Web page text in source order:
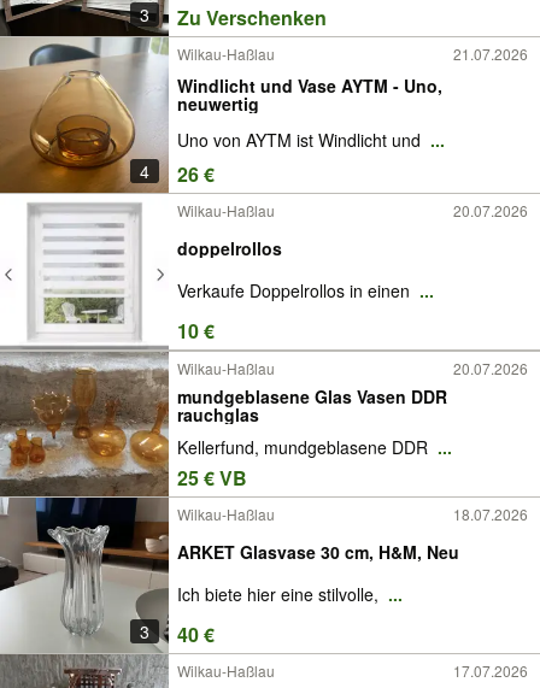
3 Zu Verschenken
4
Wilkau-Haßlau 21.07.2026
Windlicht und Vase AYTM - Uno,
neuwertig
Uno von AYTM ist Windlicht und ...
26 €
Wilkau-Haßlau 20.07.2026
doppelrollos
Verkaufe Doppelrollos in einen ...
10 €
Wilkau-Haßlau 20.07.2026
mundgeblasene Glas Vasen DDR
rauchglas
Kellerfund, mundgeblasene DDR ...
25 € VB
3
Wilkau-Haßlau 18.07.2026
ARKET Glasvase 30 cm, H&M, Neu
Ich biete hier eine stilvolle, ...
40 €
Wilkau-Haßlau 17.07.2026